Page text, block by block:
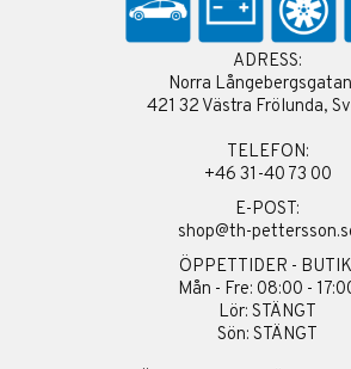
ADRESS:
Norra
421 32 Västra Frölunda,
TELEFON:
+46 31-40 73 00
E-POST:
shop@th-
ÖPPETTIDER -
Mån - Fre: 08:00 -
Lör: STÄNGT
Sön: STÄNGT